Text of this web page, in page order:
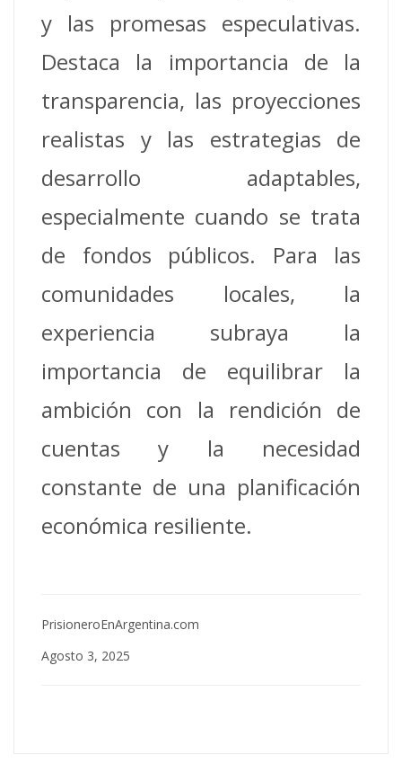
y las promesas especulativas.
Destaca la importancia de la
transparencia, las proyecciones
realistas y las estrategias de
desarrollo adaptables,
especialmente cuando se trata
de fondos públicos. Para las
comunidades locales, la
experiencia subraya la
importancia de equilibrar la
ambición con la rendición de
cuentas y la necesidad
constante de una planificación
económica resiliente.
PrisioneroEnArgentina.com
Agosto 3, 2025